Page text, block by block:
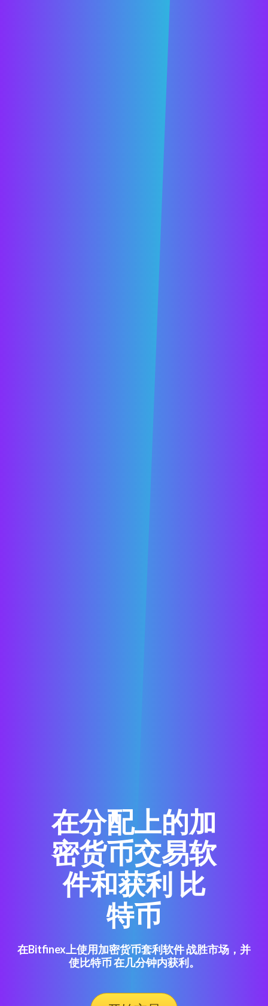
在分配上的加
密货币交易软
件和获利 比
特币
在Bitfinex上使用加密货币套利软件 战胜市场，并
使比特币 在几分钟内获利。